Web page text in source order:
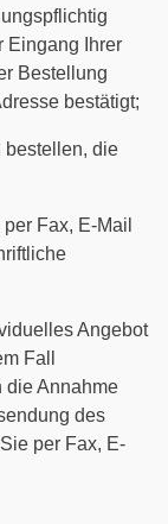
Eingang Ihrer
Bestellung
bestätigt;
bestellen, die
Fax, E-Mail
Angebot
Fall
die Annahme
des
per Fax, E-